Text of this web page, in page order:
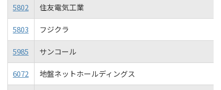
5802 住友電気工業
5803 フジクラ
5985 サンコール
6072 地盤ネットホールディングス